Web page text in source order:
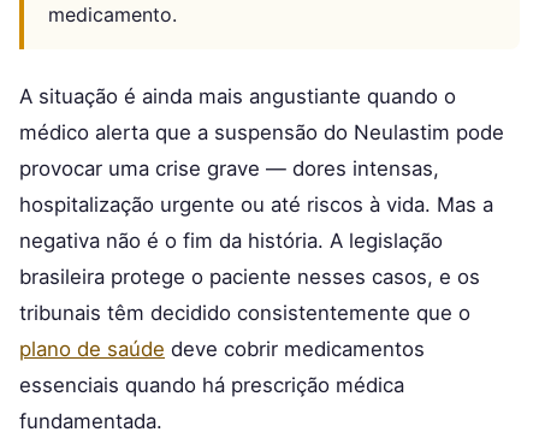
medicamento.
A situação é ainda mais angustiante quando o
médico alerta que a suspensão do Neulastim pode
provocar uma crise grave — dores intensas,
hospitalização urgente ou até riscos à vida. Mas a
negativa não é o fim da história. A legislação
brasileira protege o paciente nesses casos, e os
tribunais têm decidido consistentemente que o
plano de saúde deve cobrir medicamentos
essenciais quando há prescrição médica
fundamentada.